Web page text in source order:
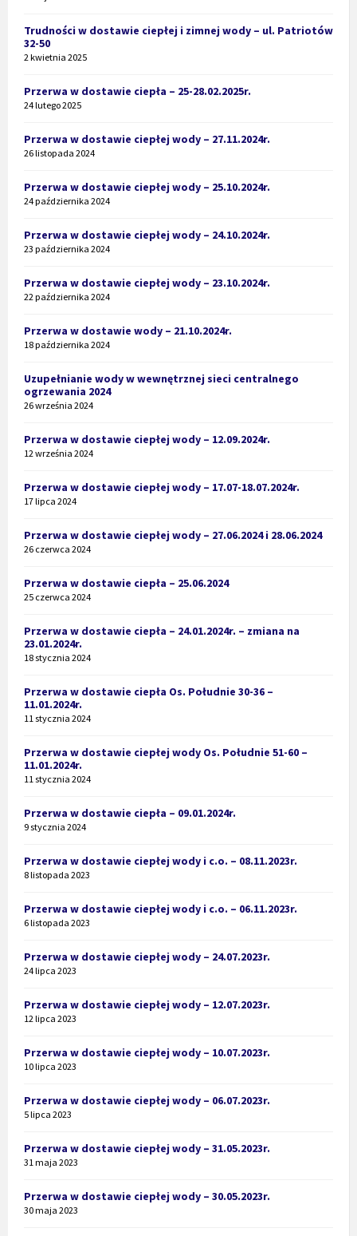
Trudności w dostawie ciepłej i zimnej wody – ul. Patriotów
32-50
2 kwietnia 2025
Przerwa w dostawie ciepła – 25-28.02.2025r.
24 lutego 2025
Przerwa w dostawie ciepłej wody – 27.11.2024r.
26 listopada 2024
Przerwa w dostawie ciepłej wody – 25.10.2024r.
24 października 2024
Przerwa w dostawie ciepłej wody – 24.10.2024r.
23 października 2024
Przerwa w dostawie ciepłej wody – 23.10.2024r.
22 października 2024
Przerwa w dostawie wody – 21.10.2024r.
18 października 2024
Uzupełnianie wody w wewnętrznej sieci centralnego
ogrzewania 2024
26 września 2024
Przerwa w dostawie ciepłej wody – 12.09.2024r.
12 września 2024
Przerwa w dostawie ciepłej wody – 17.07-18.07.2024r.
17 lipca 2024
Przerwa w dostawie ciepłej wody – 27.06.2024 i 28.06.2024
26 czerwca 2024
Przerwa w dostawie ciepła – 25.06.2024
25 czerwca 2024
Przerwa w dostawie ciepła – 24.01.2024r. – zmiana na
23.01.2024r.
18 stycznia 2024
Przerwa w dostawie ciepła Os. Południe 30-36 –
11.01.2024r.
11 stycznia 2024
Przerwa w dostawie ciepłej wody Os. Południe 51-60 –
11.01.2024r.
11 stycznia 2024
Przerwa w dostawie ciepła – 09.01.2024r.
9 stycznia 2024
Przerwa w dostawie ciepłej wody i c.o. – 08.11.2023r.
8 listopada 2023
Przerwa w dostawie ciepłej wody i c.o. – 06.11.2023r.
6 listopada 2023
Przerwa w dostawie ciepłej wody – 24.07.2023r.
24 lipca 2023
Przerwa w dostawie ciepłej wody – 12.07.2023r.
12 lipca 2023
Przerwa w dostawie ciepłej wody – 10.07.2023r.
10 lipca 2023
Przerwa w dostawie ciepłej wody – 06.07.2023r.
5 lipca 2023
Przerwa w dostawie ciepłej wody – 31.05.2023r.
31 maja 2023
Przerwa w dostawie ciepłej wody – 30.05.2023r.
30 maja 2023